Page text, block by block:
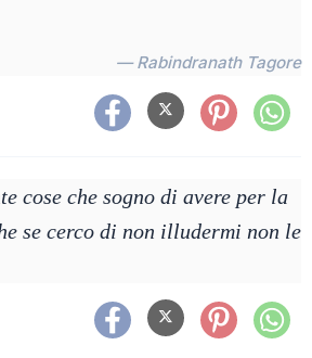
— Rabindranath Tagore
cose che sogno di avere per la
se cerco di non illudermi non le